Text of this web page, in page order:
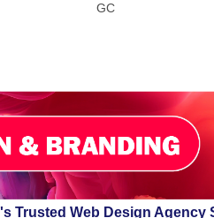
GC
Trusted Web Design Agency